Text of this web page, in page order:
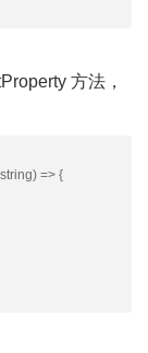
方法，
=> {